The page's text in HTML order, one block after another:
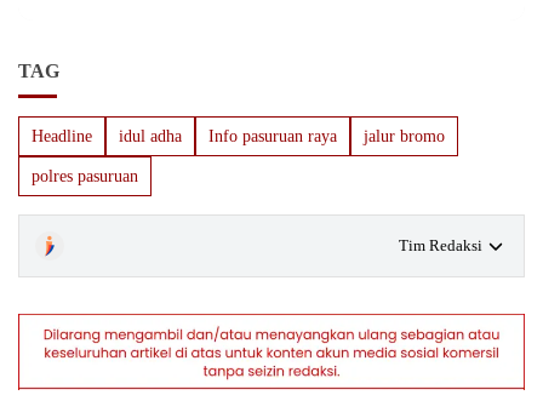
TAG
Headline idul adha Info pasuruan raya jalur bromo
polres pasuruan
Tim Redaksi